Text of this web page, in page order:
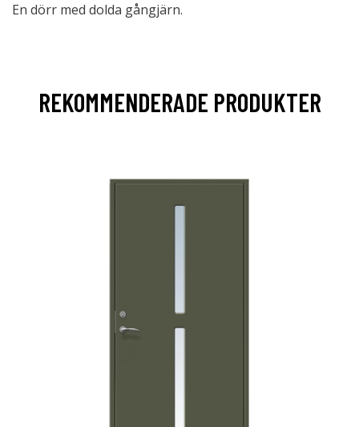
En dörr med dolda gångjärn.
REKOMMENDERADE PRODUKTER